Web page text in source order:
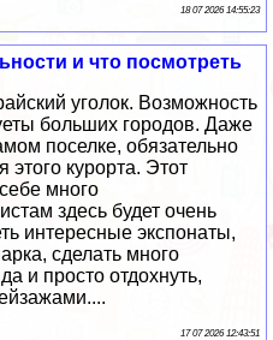
18 07 2026 14:55:23
и что посмотреть
уголок. Возможность
больших городов. Даже
поселке, обязательно
курорта. Этот
много
здесь будет очень
интересные экспонаты,
сделать много
и просто отдохнуть,
17 07 2026 12:43:51